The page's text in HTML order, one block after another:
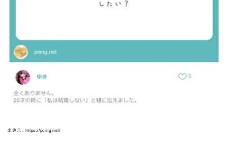
出典元：https://peing.net/